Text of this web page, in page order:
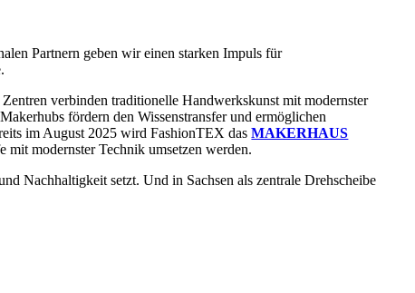
Partnern geben wir einen starken Impuls für
verbinden traditionelle Handwerkskunst mit modernster
fördern den Wissenstransfer und ermöglichen
im August 2025 wird FashionTEX dasMAKERHAUS
modernster Technik umsetzen werden.
Nachhaltigkeit setzt. Und in Sachsen als zentrale Drehscheibe